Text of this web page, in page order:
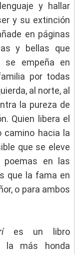
y hallar
y su extinción
en páginas
y bellas que
se empeña en
por todas
al norte, al
la pureza de
Quien libera el
camino hacia la
que se eleve
poemas en las
que la fama en
o para ambos
es un libro
la más honda